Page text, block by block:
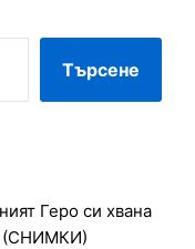
Търсене
Геро си хвана
(СНИМКИ)